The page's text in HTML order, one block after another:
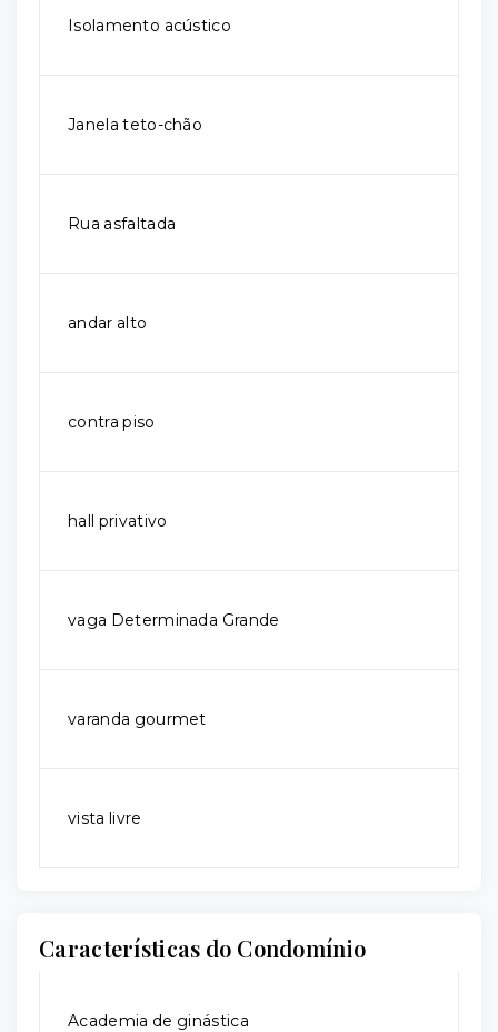
Isolamento acústico
Janela teto-chão
Rua asfaltada
andar alto
contra piso
hall privativo
vaga Determinada Grande
varanda gourmet
vista livre
Características do Condomínio
Academia de ginástica